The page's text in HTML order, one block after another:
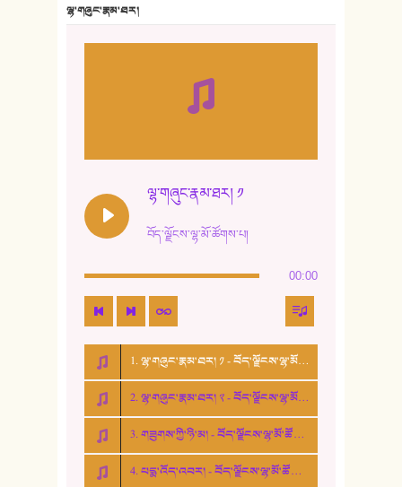
10. ཆང་གཞས། ༣
15. ཤམ་པ་ལ་ཡི་སྲས་མོ།
16. ལྷ་བུ་དར་བུ།
17. ང་བོད་པ་ཡིན། - ཕུར་བུ་རྣམ་རྒྱལ།
18. ང་ལ་བྱམས་པའི་ཨ་མ།
19. ཆ་རྐྱེན་མེད་པའི་སེམས།
20. བསྟན་རྒྱས་གླིང་།
ལྷ་གཞུང་རྣམ་ཐར།
ལྷ་གཞུང་རྣམ་ཐར། ༡
བོད་ལྗོངས་ལྷ་མོ་ཚོགས་པ།
00:00
1. ལྷ་གཞུང་རྣམ་ཐར། ༡ - བོད་ལྗོངས་ལྷ་མོ་ཚོགས་པ།
2. ལྷ་གཞུང་རྣམ་ཐར། ༢ - བོད་ལྗོངས་ལྷ་མོ་ཚོགས་པ།
3. གཟུགས་ཀྱི་ཉི་མ། - བོད་ལྗོངས་ལྷ་མོ་ཚོགས་པ།
4. པདྨ་འོད་འབར། - བོད་ལྗོངས་ལྷ་མོ་ཚོགས་པ།